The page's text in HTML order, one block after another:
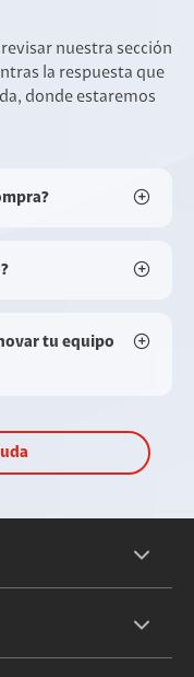
nuestra sección
la respuesta que
donde estaremos
tu equipo